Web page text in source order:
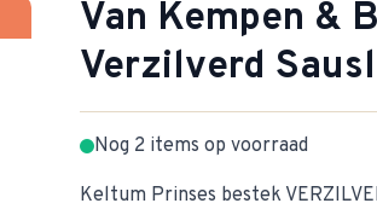
Van Kempen &
Verzilverd
Nog 2 items op voorraad
Keltum Prinses bestek